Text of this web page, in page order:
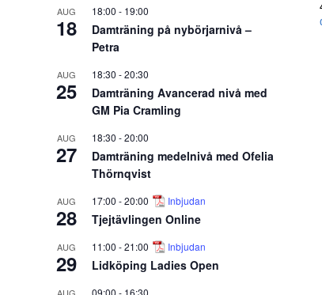
AUG
18
18:00 - 19:00
Damträning på nybörjarnivå –
Petra
AUG
25
18:30 -20:30
Damträning Avancerad nivå med
GM Pia Cramling
AUG
27
18:30 -20:00
Damträning medelnivå med Ofelia
Thörnqvist
AUG
28
17:00 -20:00 Inbjudan
Tjejtävlingen Online
AUG
29
11:00 -21:00 Inbjudan
Lidköping Ladies Open
09:00 - 16:30